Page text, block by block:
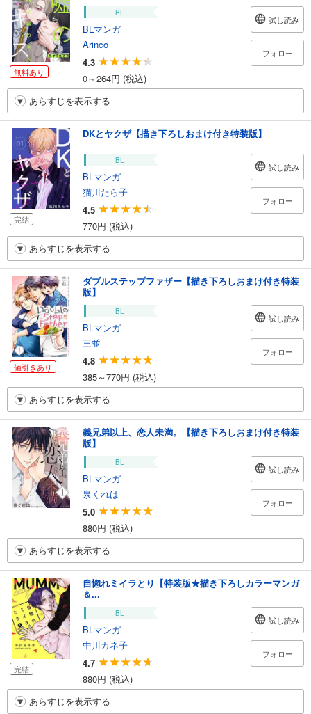
無料あり
BL
BLマンガ
Arinco
4.3
0～264円 (税込)
試し読み
フォロー
あらすじを表示する
完結
DKとヤクザ【描き下ろしおまけ付き特装版】
BL
BLマンガ
猫川たら子
4.5
770円 (税込)
試し読み
フォロー
あらすじを表示する
値引きあり
ダブルステップファザー【描き下ろしおまけ付き特装
版】
BL
BLマンガ
三並
4.8
385～770円 (税込)
試し読み
フォロー
あらすじを表示する
義兄弟以上、恋人未満。【描き下ろしおまけ付き特装
版】
BL
BLマンガ
泉くれは
5.0
880円 (税込)
試し読み
フォロー
あらすじを表示する
完結
自惚れミイラとり【特装版★描き下ろしカラーマンガ
＆...
BL
BLマンガ
中川カネ子
4.7
880円 (税込)
試し読み
フォロー
あらすじを表示する